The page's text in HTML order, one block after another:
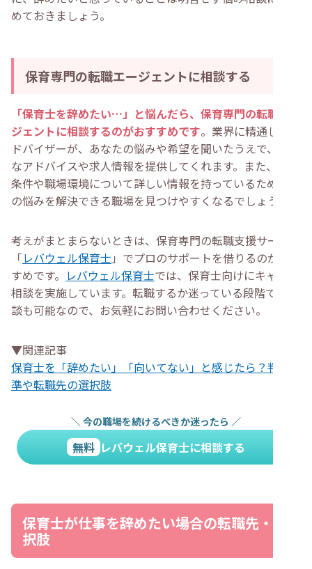
めておきましょう。
保育専門の転職エージェントに相談する
「保育士を辞めたい…」と悩んだら、保育専門の転職エー
ジェントに相談するのがおすすめです。業界に精通したア
ドバイザーが、あなたの悩みや希望を聞いたうえで、適切
なアドバイスや求人情報を提供してくれます。また、労働
条件や職場環境について詳しい情報を持っているため、今
の悩みを解決できる職場を見つけやすくなるでしょう。
考えがまとまらないときは、保育専門の転職支援サービス
「レバウェル保育士 」でプロのサポートを借りるのがおす
すめです。 レバウェル保育士では、保育士向けにキャリア
相談を実施しています。転職するか迷っている段階での相
談も可能なので、お気軽にお問い合わせください。
▼関連記事
保育士を「辞めたい」「向いてない」と感じたら？判断基
準や転職先の選択肢
＼ 今の職場を続けるべきか迷ったら ／
無料 レバウェル保育士に相談する
保育士が仕事を辞めたい場合の転職先・選
択肢